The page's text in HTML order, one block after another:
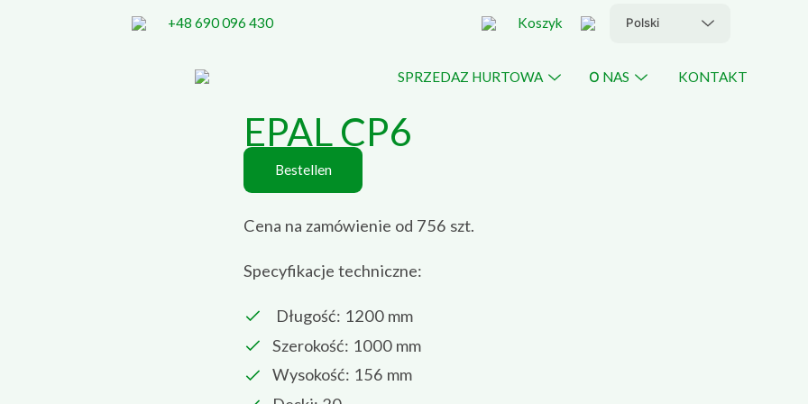
+48 690 096 430 Koszyk
SPRZEDAZ HURTOWA Menu
О NAS Menu
KONTAKT
EPAL CP6
Bestellen
Cena na zamówienie od 756 szt.
Specyfikacje techniczne:
Długość: 1200 mm
Szerokość: 1000 mm
Wysokość: 156 mm